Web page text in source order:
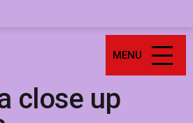
MENU
close up